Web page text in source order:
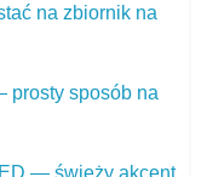
na zbiornik na
prosty sposób na
— świeży akcent